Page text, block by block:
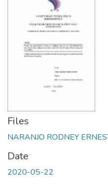
Files
NARANJO RODNEY
Date
2020-05-22